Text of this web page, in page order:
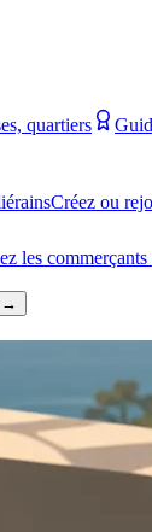
quartiers
Créez ou
les commerçants
→